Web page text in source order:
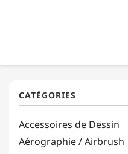
Accessoires de Dessin
Aérographie / Airbrush